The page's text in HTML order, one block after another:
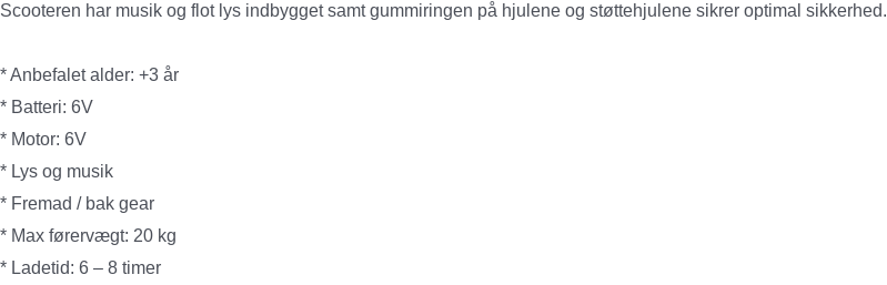
Scooteren har musik og flot lys indbygget samt gummiringen på hjulene og støttehjulene sikrer optimal sikkerhed.
* Anbefalet alder: +3 år
* Batteri: 6V
* Motor: 6V
* Lys og musik
* Fremad / bak gear
* Max førervægt: 20 kg
* Ladetid: 6 – 8 timer